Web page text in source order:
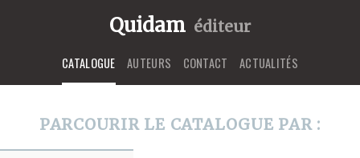
Quidam éditeur
CATALOGUE AUTEURS CONTACT ACTUALITÉS
PARCOURIR LE CATALOGUE PAR :